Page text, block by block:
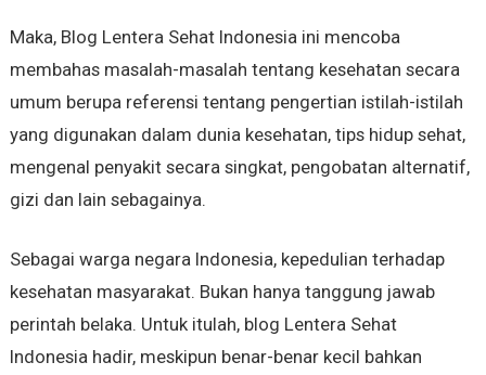
Maka, Blog Lentera Sehat Indonesia ini mencoba
membahas masalah-masalah tentang kesehatan secara
umum berupa referensi tentang pengertian istilah-istilah
yang digunakan dalam dunia kesehatan, tips hidup sehat,
mengenal penyakit secara singkat, pengobatan alternatif,
gizi dan lain sebagainya.
Sebagai warga negara Indonesia, kepedulian terhadap
kesehatan masyarakat. Bukan hanya tanggung jawab
perintah belaka. Untuk itulah, blog Lentera Sehat
Indonesia hadir, meskipun benar-benar kecil bahkan